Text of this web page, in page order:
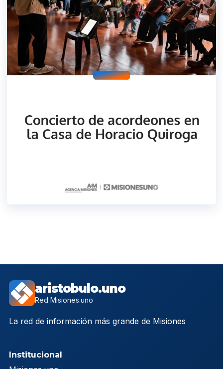
aristobulo.uno
Red Misiones.uno
La red de información más grande de Misiones
Institucional